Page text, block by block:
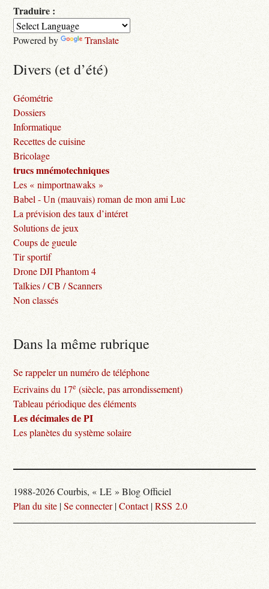
Traduire :
Powered by Translate
Divers (et d’été)
Géométrie
Dossiers
Informatique
Recettes de cuisine
Bricolage
trucs mnémotechniques
Les « nimportnawaks »
Babel - Un (mauvais) roman de mon ami Luc
La prévision des taux d’intéret
Solutions de jeux
Coups de gueule
Tir sportif
Drone DJI Phantom 4
Talkies / CB / Scanners
Non classés
Dans la même rubrique
Se rappeler un numéro de téléphone
Ecrivains du 17e (siècle, pas arrondissement)
Tableau périodique des éléments
Les décimales de PI
Les planètes du système solaire
1988-2026 Courbis, « LE » Blog Officiel
Plan du site |Se connecter|Contact|RSS 2.0